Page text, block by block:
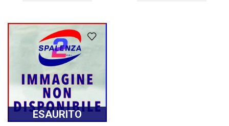
ESAURITO